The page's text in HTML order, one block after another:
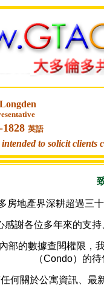
1828 英語
intended to solicit clients
房地產界深耕超過三
感謝各位多年來的支
部的數據查閱權限，
（Condo）的
何關於公寓資訊、最